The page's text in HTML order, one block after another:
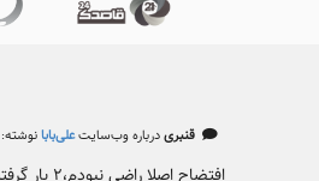
قنبریدرباره وب‌سایتعلی‌بابانوشته:
افتضاح اصلا راضی نبودم،۲ بار گرفتم هر دو بار افتضاح